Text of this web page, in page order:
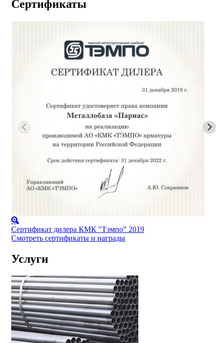
Сертификаты
Сертификат дилера КМК "Тэмпо" 2019
Смотреть сертификаты и награды
Услуги